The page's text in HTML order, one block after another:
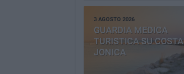
3 AGOSTO 2026
GUARDIA MEDICA
TURISTICA SU COSTA
JONICA